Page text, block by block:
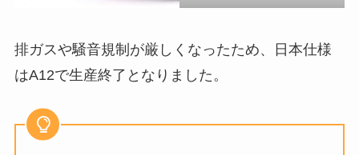
排ガスや騒音規制が厳しくなったため、日本仕様
はA12で生産終了となりました。